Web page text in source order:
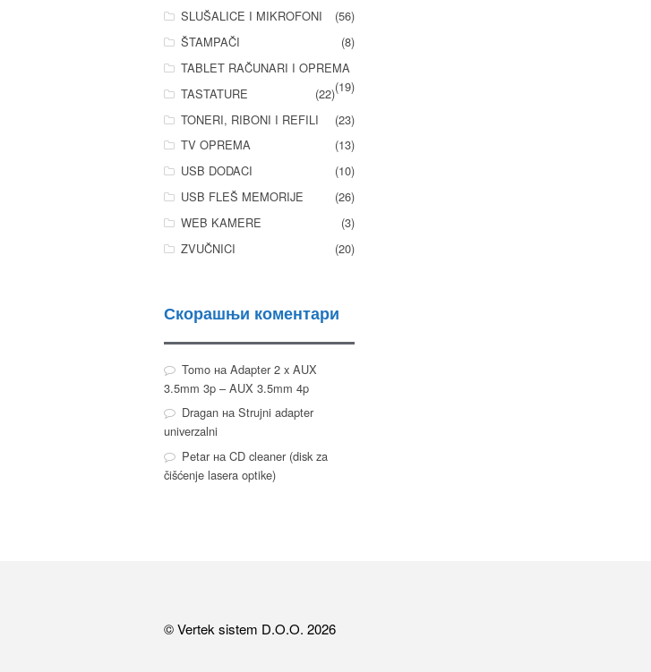
SLUŠALICE I MIKROFONI
(56)
ŠTAMPAČI
(8)
TABLET RAČUNARI I OPREMA
(19)
TASTATURE
(22)
TONERI, RIBONI I REFILI
(23)
TV OPREMA
(13)
USB DODACI
(10)
USB FLEŠ MEMORIJE
(26)
WEB KAMERE
(3)
ZVUČNICI
(20)
Скорашњи коментари
Tomo на Adapter 2 x AUX
3.5mm 3p – AUX 3.5mm 4p
Dragan наStrujni adapter
univerzalni
Petar наCD cleaner (disk za
čišćenje lasera optike)
© Vertek sistem D.O.O. 2026